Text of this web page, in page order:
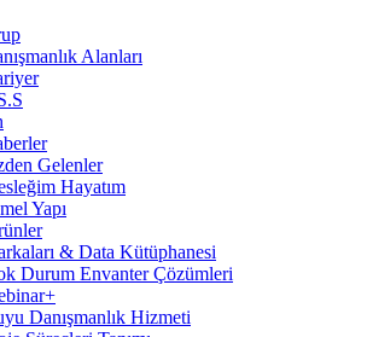
Alanları
Gelenler
Hayatım
Yapı
& Data Kütüphanesi
Durum Envanter Çözümleri
Danışmanlık Hizmeti